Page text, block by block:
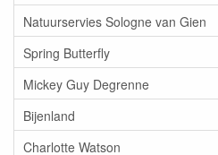
Natuurservies Sologne van Gien
Spring Butterfly
Mickey Guy Degrenne
Bijenland
Charlotte Watson